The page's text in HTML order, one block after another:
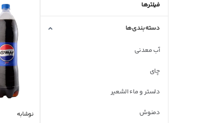
فیلترها
دسته‌بندی‌ها
آب معدنی
چای
دلستر و ماء الشعیر
دمنوش نوشابه